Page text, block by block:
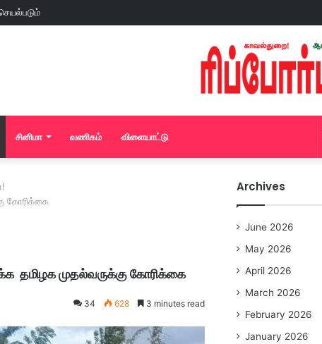
சினிமா வணிகம் விளையாட்டு
கோரிக்கை
தமிழக முதல்வருக்கு கோரிக்கை
34 628 3 minutes read
Archives
June 2026
May 2026
April 2026
March 2026
February 2026
January 2026